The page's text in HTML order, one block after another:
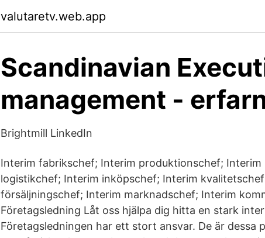
valutaretv.web.app
Scandinavian
management -
Brightmill LinkedIn
Interim fabrikschef; Interim produktionschef; Interim
logistikchef; Interim inköpschef; Interim
försäljningschef; Interim marknadschef; Interim
Företagsledning Låt oss hjälpa dig hitta en stark
Företagsledningen har ett stort ansvar. De är dessa